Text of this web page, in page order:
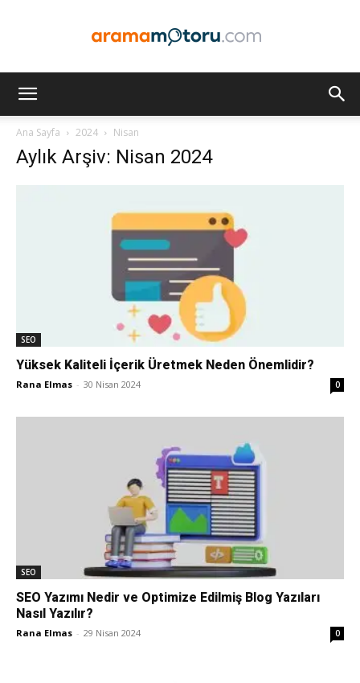
Optimizasyonu
ve
–
SEO,
Ana Sayfa 2024 Nisan
Aylık Arşiv: Nisan 2024
SEO
Yüksek Kaliteli İçerik Üretmek Neden Önemlidir?
Rana Elmas - 30 Nisan 2024 0
SEO
SEO Yazımı Nedir ve Optimize Edilmiş Blog Yazıları
Nasıl Yazılır?
Rana Elmas - 29 Nisan 2024 0